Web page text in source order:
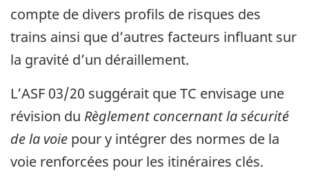
compte de divers profils de risques des
trains ainsi que d’autres facteurs influant sur
la gravité d’un déraillement.
L’ASF 03/20 suggérait que TC envisage une
révision du Règlement concernant la sécurité
de la voie pour y intégrer des normes de la
voie renforcées pour les itinéraires clés.